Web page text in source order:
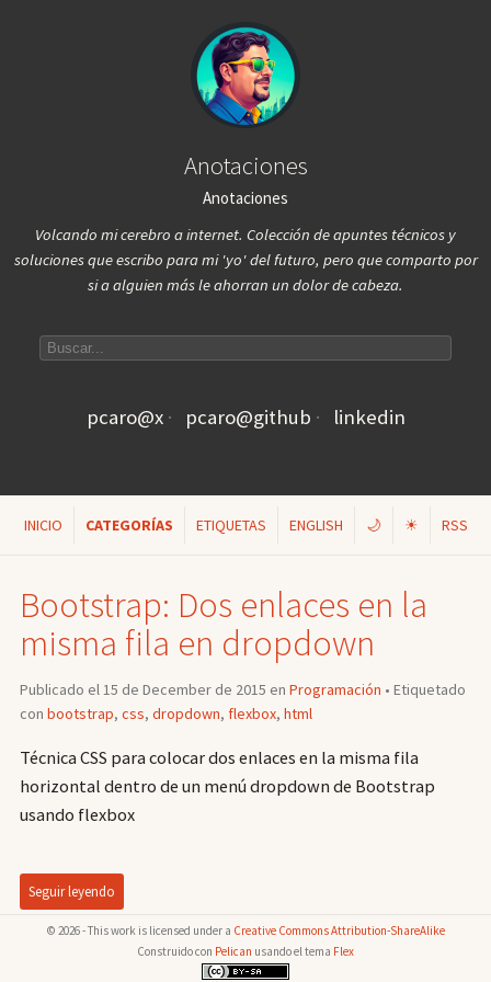
Anotaciones
Anotaciones
Volcando mi cerebro a internet. Colección de apuntes técnicos y
soluciones que escribo para mi 'yo' del futuro, pero que comparto por
si a alguien más le ahorran un dolor de cabeza.
pcaro@x pcaro@github linkedin
INICIO CATEGORÍAS ETIQUETAS ENGLISH 🌙 ☀ RSS
Bootstrap: Dos enlaces en la
misma fila en dropdown
Publicado el 15 de December de 2015 en Programación • Etiquetado
con bootstrap, css, dropdown, flexbox, html
Técnica CSS para colocar dos enlaces en la misma fila
horizontal dentro de un menú dropdown de Bootstrap
usando flexbox
Seguir leyendo
© 2026 - This work is licensed under a Creative Commons Attribution-ShareAlike
Construido con Pelican usando el tema Flex